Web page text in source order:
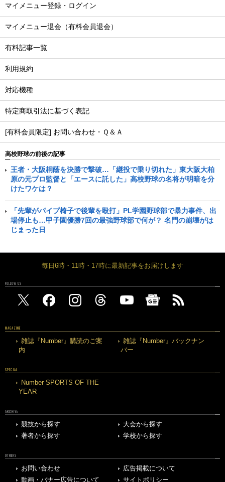
マイメニュー登録・ログイン
マイメニュー退会（有料会員退会）
有料記事一覧
利用規約
対応機種
特定商取引法に基づく表記
[有料会員限定] お問い合わせ・Ｑ＆Ａ
高校野球の前後の記事
王者・大阪桐蔭を決勝で撃破…「継投で乗り切れた」東大阪大柏
原の元プロ監督と「エースに託した」高校野球の名将が明暗を分
けたワケは？
「先輩がパイプ椅子で後輩を殴打」PL学園野球部で暴力事件、出
場停止も…甲子園優勝7回の最強野球部で何が？ 名門の崩壊がは
じまった日
毎日6時・11時・17時に最新記事をお届けします
FOLLOW US
MAGAZINE
雑誌『Number』購読のご案
内
雑誌『Number』バックナン
バー
SPECIAL
Number SPORTS OF THE
YEAR
ARCHIVE
競技から探す
大会から探す
著者から探す
学校から探す
OTHERS
お問い合わせ
広告掲載について
動画・バナー広告について
サイトポリシー